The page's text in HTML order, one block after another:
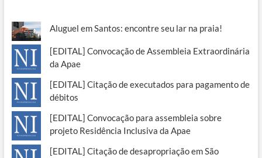
Aluguel em Santos: encontre seu lar na praia!
[EDITAL] Convocação de Assembleia Extraordinária
da Apae
[EDITAL] Citação de executados para pagamento de
débitos
[EDITAL] Convocação para assembleia sobre
projeto Residência Inclusiva da Apae
[EDITAL] Citação de desapropriação em São